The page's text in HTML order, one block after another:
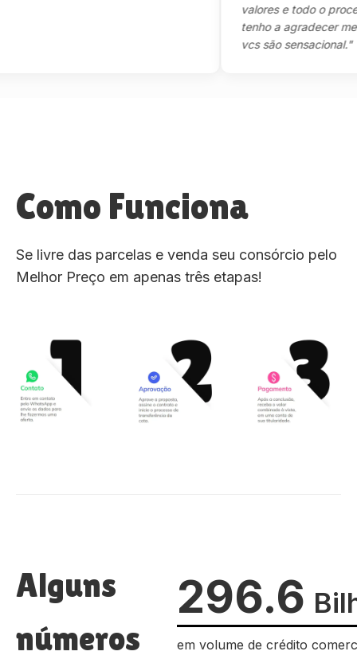
valores e todo o processo
tenho a agradecer
vcs são sensacional."
Como Funciona
Se livre das parcelas e venda seu consórcio pelo
Melhor Preço em apenas três etapas!
Alguns
números
296.6
em volume de crédito